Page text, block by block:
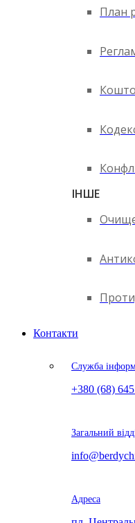
План
ІНШЕ
Контакти
Служба
+380 (68)
Загальний
Адреса